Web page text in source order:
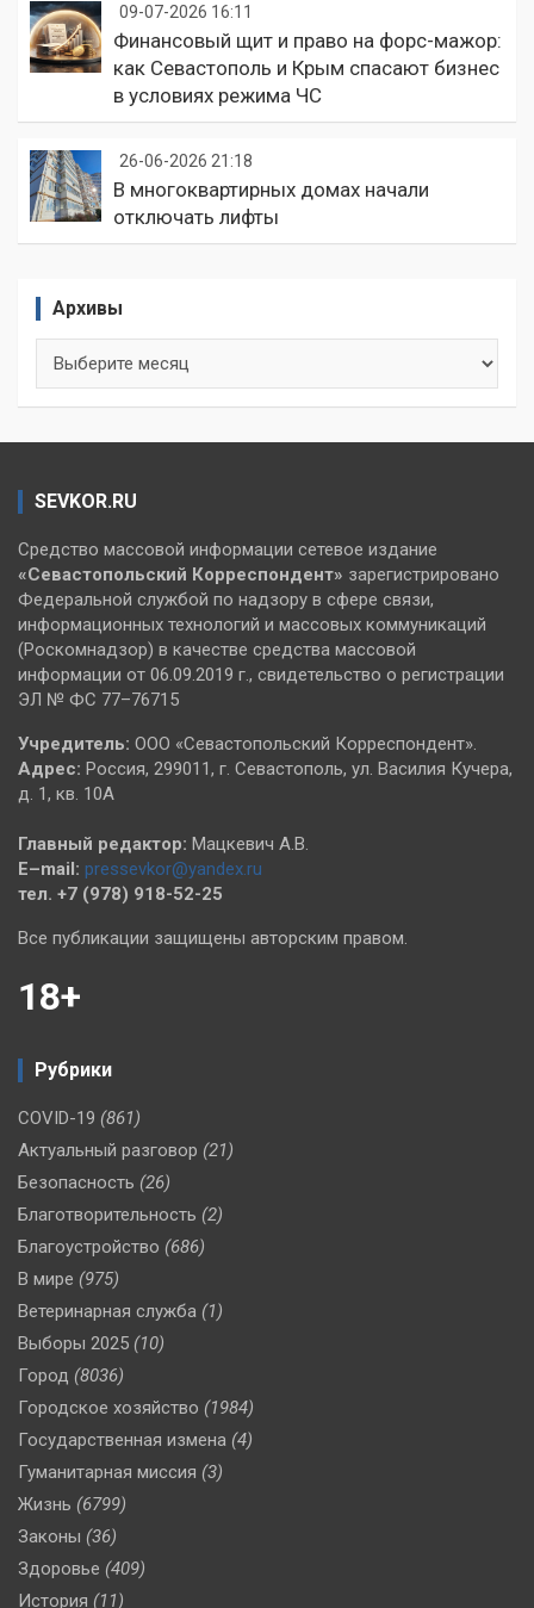
09-07-2026 16:11
Финансовый щит и право на форс-мажор:
как Севастополь и Крым спасают бизнес
в условиях режима ЧС
26-06-2026 21:18
В многоквартирных домах начали
отключать лифты
Архивы
SEVKOR.RU
Средство массовой информации сетевое издание
«Севастопольский Корреспондент» зарегистрировано
Федеральной службой по надзору в сфере связи,
информационных технологий и массовых коммуникаций
(Роскомнадзор) в качестве средства массовой
информации от 06.09.2019 г., свидетельство о регистрации
ЭЛ № ФС 77–76715
Учредитель: ООО «Севастопольский Корреспондент».
Адрес: Россия, 299011, г. Севастополь, ул. Василия Кучера,
д. 1, кв. 10А
Главный редактор: Мацкевич А.В.
E–mail: pressevkor@yandex.ru
тел. +7 (978) 918-52-25
Все публикации защищены авторским правом.
18+
Рубрики
COVID-19 (861)
Актуальный разговор (21)
Безопасность (26)
Благотворительность (2)
Благоустройство (686)
В мире (975)
Ветеринарная служба (1)
Выборы 2025 (10)
Город (8036)
Городское хозяйство (1984)
Государственная измена (4)
Гуманитарная миссия (3)
Жизнь (6799)
Законы (36)
Здоровье (409)
История (11)